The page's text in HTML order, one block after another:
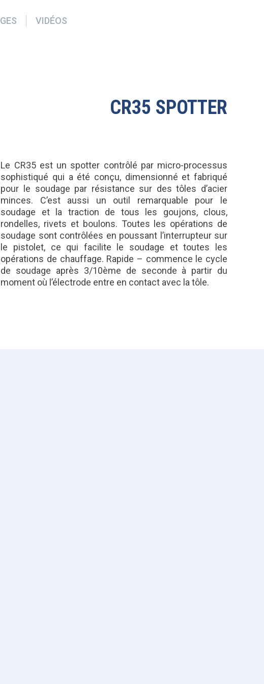
VIDÉOS
CR35 SPOTTER
Le CR35 est un spotter contrôlé par micro-processus
sophistiqué qui a été conçu, dimensionné et fabriqué
pour le soudage par résistance sur des tôles d’acier
minces. C’est aussi un outil remarquable pour le
soudage et la traction de tous les goujons, clous,
rondelles, rivets et boulons. Toutes les opérations de
soudage sont contrôlées en poussant l’interrupteur sur
le pistolet, ce qui facilite le soudage et toutes les
opérations de chauffage. Rapide – commence le cycle
de soudage après 3/10ème de seconde à partir du
moment où l’électrode entre en contact avec la tôle.